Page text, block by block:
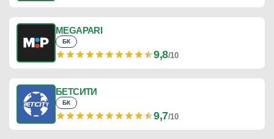
MEGAPARI
БК
9,8/10
БЕТСИТИ
БК
9,7/10